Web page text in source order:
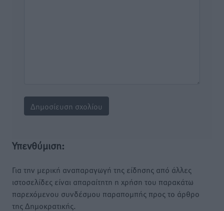
Υπενθύμιση:
Για την μερική αναπαραγωγή της είδησης από άλλες
ιστοσελίδες είναι απαραίτητη η χρήση του παρακάτω
παρεχόμενου συνδέσμου παραπομπής προς το άρθρο
της Δημοκρατικής.